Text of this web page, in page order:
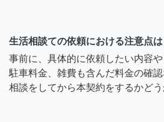
生活相談ての依頼における注意点は
事前に、具体的に依頼したい内容
駐車料金、雑費も含んだ料金の確
相談をしてから本契約をするかどう